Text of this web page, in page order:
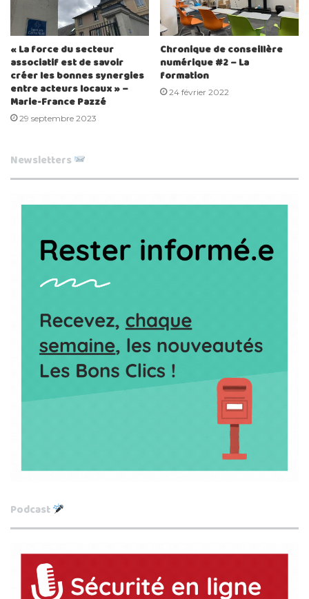
« La force du secteur
associatif est de savoir
créer les bonnes synergies
entre acteurs locaux » –
Marie-France Pazzé
29 septembre 2023
Chronique de conseillère
numérique #2 – La
formation
24 février 2022
Newsletters
Podcast